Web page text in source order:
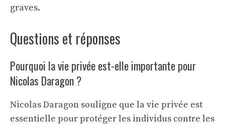
graves.
Questions et réponses
Pourquoi la vie privée est-elle importante pour
Nicolas Daragon ?
Nicolas Daragon souligne que la vie privée est
essentielle pour protéger les individus contre les